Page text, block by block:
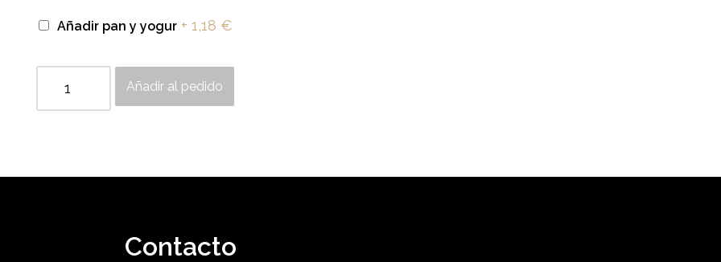
Añadir pan y yogur + 1,18 €
Añadir al pedido
Contacto